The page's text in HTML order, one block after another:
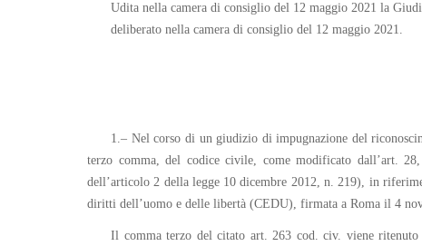
Udita nella camera di consiglio del 12 maggio 2021 la
deliberato nella camera di consiglio del 12 maggio 2021.
1.– Nel corso di un giudizio di impugnazione del
terzo comma, del codice civile, come modificato dall’art.
dell’articolo 2 della legge 10 dicembre 2012, n. 219), in
diritti dell’uomo e delle libertà (CEDU), firmata a Roma il 4
Il comma terzo del citato art. 263 cod. civ. viene